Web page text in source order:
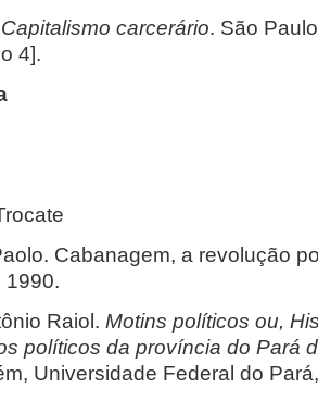
Capitalismo carcerário. São
4].
Cabanagem, a revolução
1990.
Raiol. Motins políticos ou,
políticos da província do Pará
Universidade Federal do